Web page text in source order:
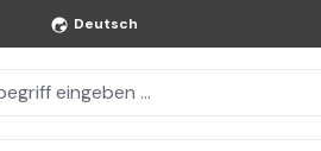
Deutsch